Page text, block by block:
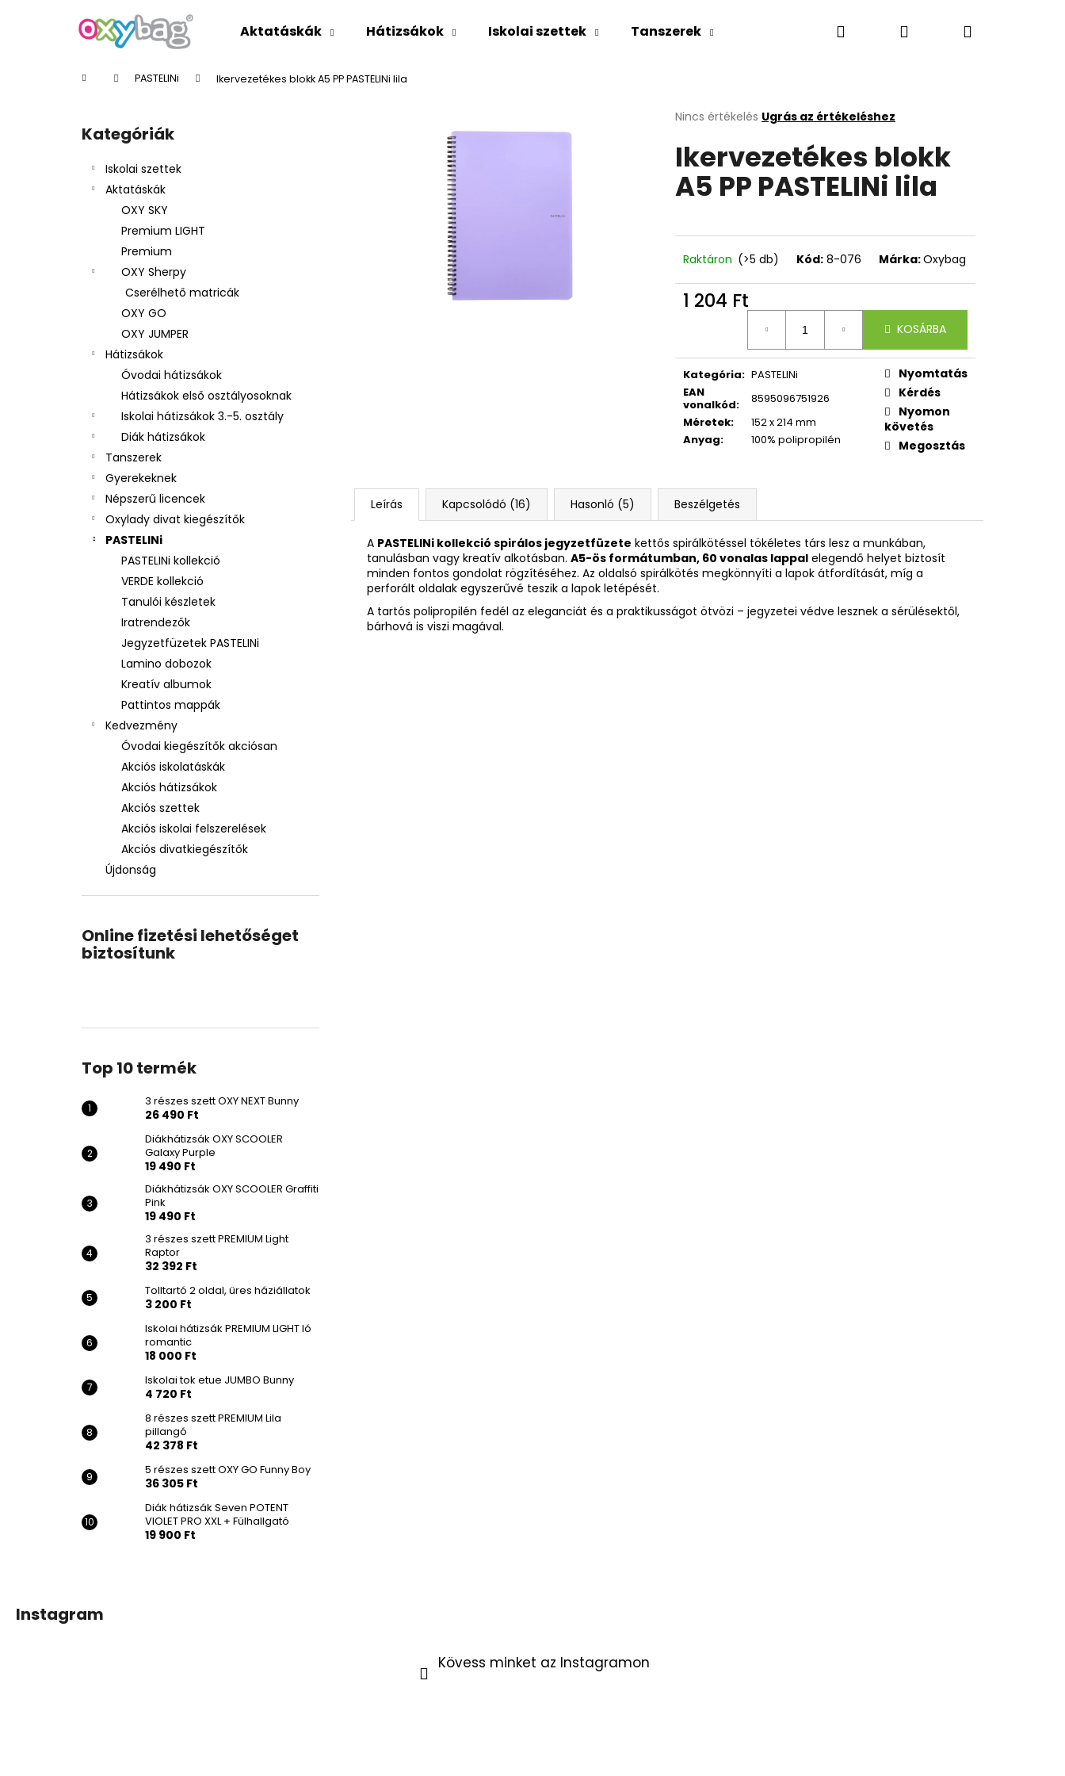
Aktatáskák Hátizsákok Iskolai szettek Tanszerek KeresésBejelentkezés
Kosár
KezdőlapPASTELINi Ikervezetékes blokk A5 PP PASTELINi lila
Kategóriák
átugrása
Kategóriák
Iskolai szettek
Aktatáskák
OXY SKY
Premium LIGHT
Premium
OXY Sherpy
Cserélhető matricák
OXY GO
OXY JUMPER
Hátizsákok
Óvodai hátizsákok
Hátizsákok első osztályosoknak
Iskolai hátizsákok 3.-5. osztály
Diák hátizsákok
Tanszerek
Gyerekeknek
Népszerű licencek
Oxylady divat kiegészítők
PASTELINi
PASTELINi kollekció
VERDE kollekció
Tanulói készletek
Iratrendezők
Jegyzetfüzetek PASTELINi
Lamino dobozok
Kreatív albumok
Pattintos mappák
Kedvezmény
Óvodai kiegészítők akciósan
Akciós iskolatáskák
Akciós hátizsákok
Akciós szettek
Akciós iskolai felszerelések
Akciós divatkiegészítők
Újdonság
Online fizetési lehetőséget
biztosítunk
Top 10 termék
3 részes szett OXY NEXT Bunny
26 490 Ft
Diákhátizsák OXY SCOOLER
Galaxy Purple
19 490 Ft
Diákhátizsák OXY SCOOLER Graffiti
Pink
19 490 Ft
3 részes szett PREMIUM Light
Raptor
32 392 Ft
Tolltartó 2 oldal, üres háziállatok
3 200 Ft
Iskolai hátizsák PREMIUM LIGHT ló
romantic
18 000 Ft
Iskolai tok etue JUMBO Bunny
4 720 Ft
8 részes szett PREMIUM Lila
pillangó
42 378 Ft
5 részes szett OXY GO Funny Boy
36 305 Ft
Diák hátizsák Seven POTENT
VIOLET PRO XXL + Fülhallgató
19 900 Ft
A
átlagos
értékelése
5-
ből
Nincs értékelés Ugrás az értékeléshez
Ikervezetékes blokk
A5 PP PASTELINi lila
Raktáron (>5 db) Kód: 8-076 Márka:Oxybag
1 204 Ft
KOSÁRBA
Kategória: PASTELINi
EAN
vonalkód:
8595096751926
Méretek:
152 x 214 mm
Anyag: 100% polipropilén
Nyomtatás
Kérdés
Nyomon
követés
Megosztás
Leírás Kapcsolódó (16) Hasonló (5) Beszélgetés
A PASTELINi kollekció spirálos jegyzetfüzete kettős spirálkötéssel tökéletes társ lesz a munkában,
tanulásban vagy kreatív alkotásban. A5-ös formátumban, 60 vonalas lappal elegendő helyet biztosít
minden fontos gondolat rögzítéséhez. Az oldalsó spirálkötés megkönnyíti a lapok átfordítását, míg a
perforált oldalak egyszerűvé teszik a lapok letépését.
A tartós polipropilén fedél az eleganciát és a praktikusságot ötvözi – jegyzetei védve lesznek a sérülésektől,
bárhová is viszi magával.
Vissza
Vissza
Ajánljuk
Következő
3 RÉSZES SZETT OXY NEXT BUNNY
26 490 Ft
DIÁKHÁTIZSÁK OXY SCOOLER GRAFFITI
Instagram
Kövess minket az Instagramon